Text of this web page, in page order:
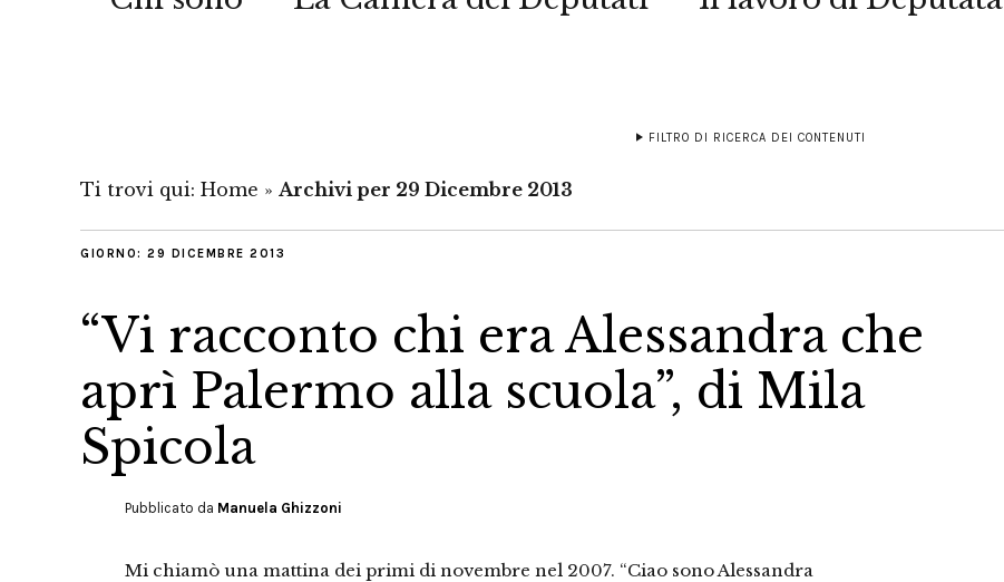
FILTRO DI RICERCA DEI CONTENUTI
Ti trovi qui: Home » Archivi per 29 Dicembre 2013
GIORNO: 29 DICEMBRE 2013
“Vi racconto chi era Alessandra che
aprì Palermo alla scuola”, di Mila
Spicola
Pubblicato da Manuela Ghizzoni
Mi chiamò una mattina dei primi di novembre nel 2007. “Ciao sono Alessandra